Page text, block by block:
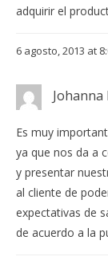
adquirir el
6 agosto, 2013 at
Johanna
Es muy
ya que nos da a
y presentar
al cliente de
expectativas de
de acuerdo a la